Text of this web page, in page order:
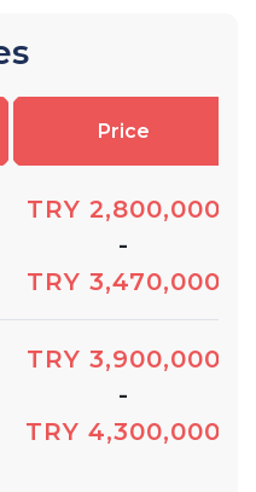
Price
TRY 2,800,000
-
TRY 3,470,000
TRY 3,900,000
-
TRY 4,300,000